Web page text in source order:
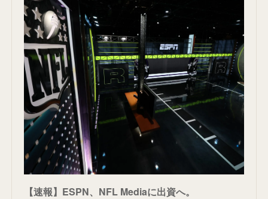
【速報】ESPN、NFL Mediaに出資へ。